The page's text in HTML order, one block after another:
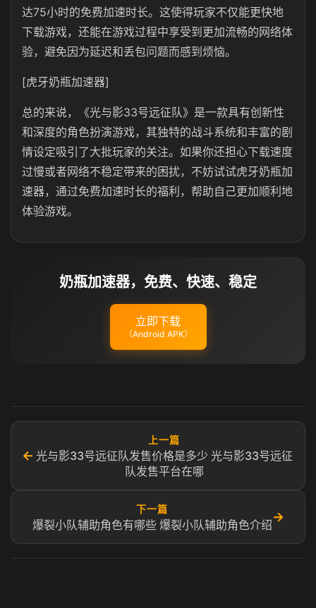
达75小时的免费加速时长。这使得玩家不仅能更快地
下载游戏，还能在游戏过程中享受到更加流畅的网络体
验，避免因为延迟和丢包问题而感到烦恼。
[虎牙奶瓶加速器]
总的来说，《光与影33号远征队》是一款具有创新性
和深度的角色扮演游戏，其独特的战斗系统和丰富的剧
情设定吸引了大批玩家的关注。如果你还担心下载速度
过慢或者网络不稳定带来的困扰，不妨试试虎牙奶瓶加
速器，通过免费加速时长的福利，帮助自己更加顺利地
体验游戏。
奶瓶加速器，免费、快速、稳定
立即下载
（Android APK）
←
上一篇
光与影33号远征队发售价格是多少 光与影33号远征
队发售平台在哪
下一篇
爆裂小队辅助角色有哪些 爆裂小队辅助角色介绍
→